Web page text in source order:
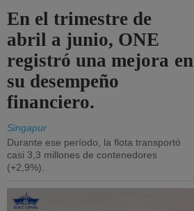
En el trimestre de
abril a junio, ONE
registró una mejora en
su desempeño
financiero.
Singapur
Durante ese período, la flota transportó
casi 3,3 millones de contenedores
(+2,9%).